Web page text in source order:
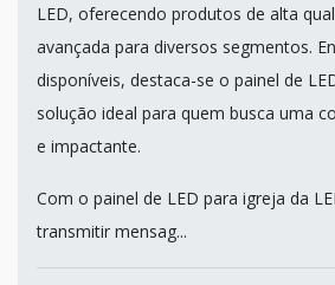
LED, oferecendo produtos de alta
avançada para diversos segmentos.
disponíveis, destaca-se o painel de
solução ideal para quem busca uma
e impactante.
Com o painel de LED para igreja da
transmitir mensag...